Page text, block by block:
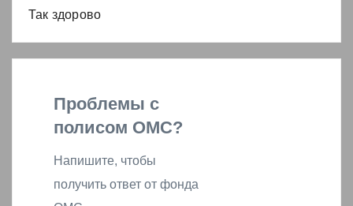
Так здорово
Проблемы с
полисом ОМС?
Напишите, чтобы
получить ответ от фонда